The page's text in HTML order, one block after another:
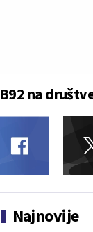
B92 na
Najnovije